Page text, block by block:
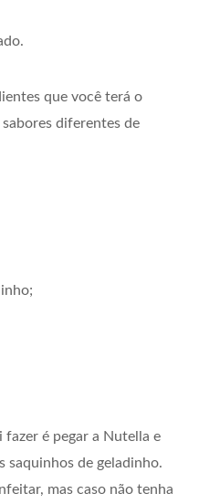
que você terá o
diferentes de
fazer é pegar a Nutella e
saquinhos de geladinho.
mas caso não tenha